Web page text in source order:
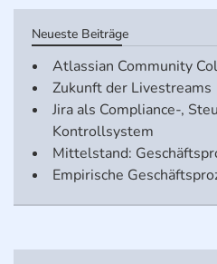
Neueste Beiträge
Atlassian Community
Zukunft der Livestreams
Jira als Compliance-,
Kontrollsystem
Mittelstand:
Empirische